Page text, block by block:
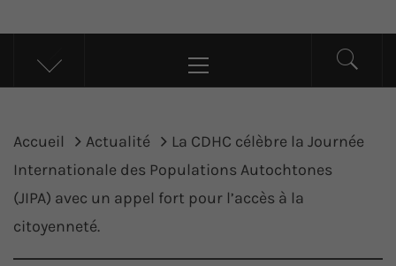
UP ACTU
L’actualité d’ici et d’ailleurs
principal
Accueil Actualité
La CDHC célèbre la Journée
Internationale des Populations Autochtones
(JIPA) avec un appel fort pour l’accès à la
citoyenneté.